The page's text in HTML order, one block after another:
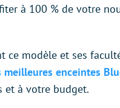
à 100 % de votre
ce modèle et ses
meilleures enceintes
et à votre budget.